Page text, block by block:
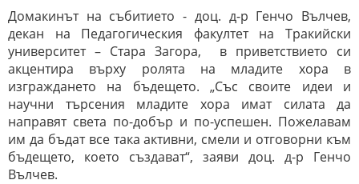
Домакинът на събитието - доц. д-р Генчо Вълчев,
декан на Педагогическия факултет на Тракийски
университет – Стара Загора, в приветствието си
акцентира върху ролята на младите хора в
изграждането на бъдещето. „Със своите идеи и
научни търсения младите хора имат силата да
направят света по-добър и по-успешен. Пожелавам
им да бъдат все така активни, смели и отговорни към
бъдещето, което създават“, заяви доц. д-р Генчо
Вълчев.